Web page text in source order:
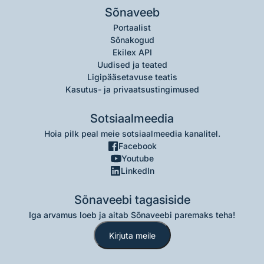
Sõnaveeb
Portaalist
Sõnakogud
Ekilex API
Uudised ja teated
Ligipääsetavuse teatis
Kasutus- ja privaatsustingimused
Sotsiaalmeedia
Hoia pilk peal meie sotsiaalmeedia kanalitel.
Facebook
Youtube
LinkedIn
Sõnaveebi tagasiside
Iga arvamus loeb ja aitab Sõnaveebi paremaks teha!
Kirjuta meile